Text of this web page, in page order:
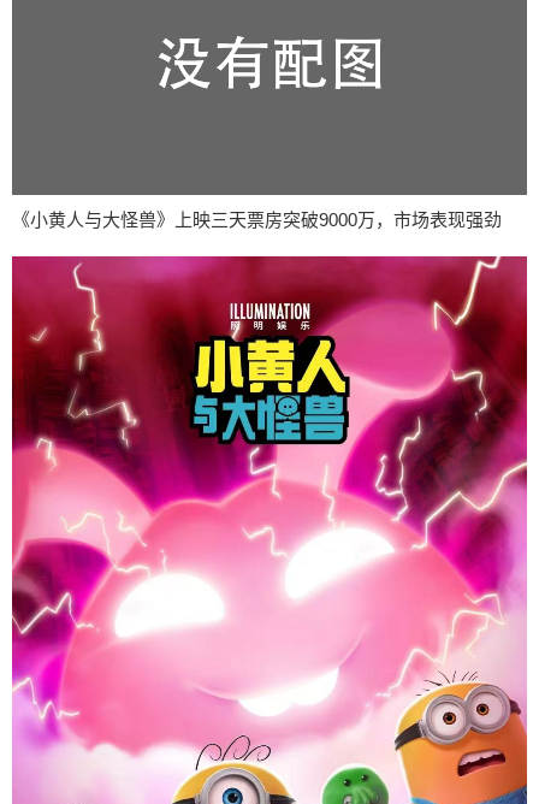
《小黄人与大怪兽》上映三天票房突破9000万，市场表现强劲